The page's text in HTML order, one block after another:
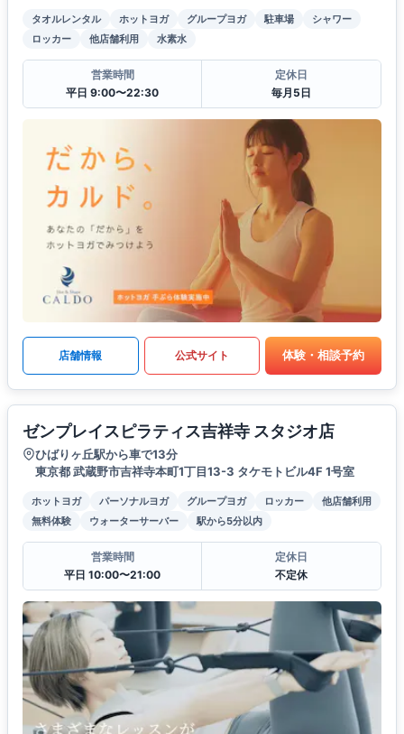
タオルレンタル ホットヨガ グループヨガ 駐車場
シャワー
ロッカー
他店舗利用 水素水
営業時間
平日 9:00〜22:30
定休日
毎月5日
店舗情報 公式サイト 体験・相談予約
ゼンプレイスピラティス吉祥寺 スタジオ店
ひばりヶ丘駅から車で13分
東京都 武蔵野市吉祥寺本町1丁目13-3 タケモトビル4F 1号室
ホットヨガ パーソナルヨガ グループヨガ ロッカー
他店舗利用
無料体験
ウォーターサーバー 駅から5分以内
営業時間
平日 10:00〜21:00
定休日
不定休